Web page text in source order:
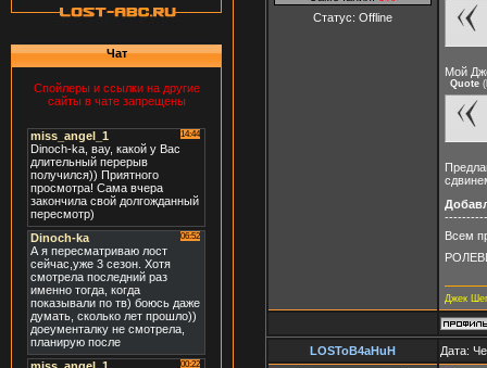
Чат
Спойлеры и ссылки на другие
сайты в чате запрещены
Статус: Offline
Мой
Quote (
Всем
Джек
LOSToB4aHuH Дата: